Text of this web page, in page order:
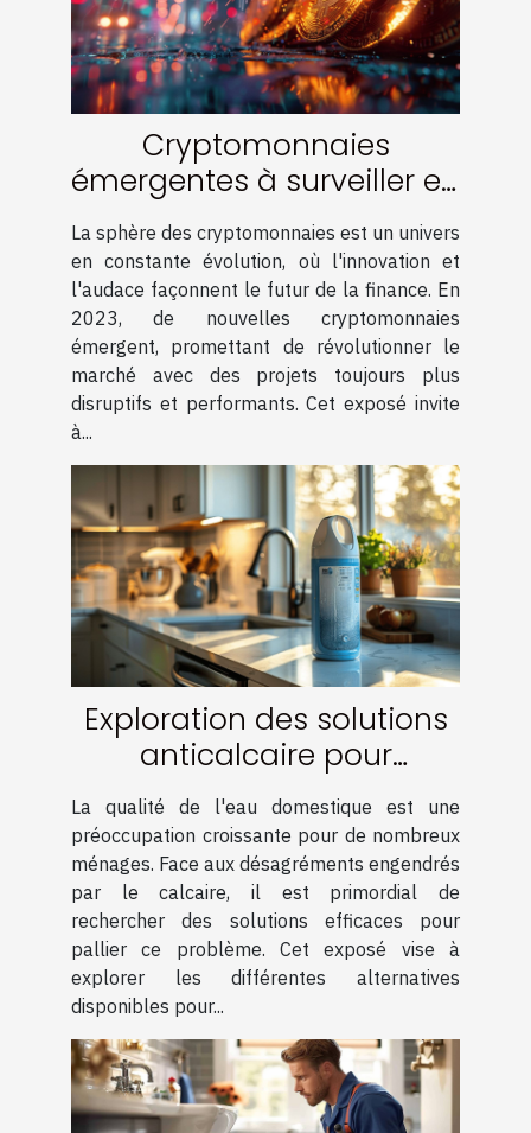
Cryptomonnaies
émergentes à surveiller en
2023 potentiel de
croissance et conseils
d'investissement
La sphère des cryptomonnaies est un univers
en constante évolution, où l'innovation et
l'audace façonnent le futur de la finance. En
2023, de nouvelles cryptomonnaies
émergent, promettant de révolutionner le
marché avec des projets toujours plus
disruptifs et performants. Cet exposé invite
à...
Exploration des solutions
anticalcaire pour
améliorer la qualité de
l'eau domestique
La qualité de l'eau domestique est une
préoccupation croissante pour de nombreux
ménages. Face aux désagréments engendrés
par le calcaire, il est primordial de
rechercher des solutions efficaces pour
pallier ce problème. Cet exposé vise à
explorer les différentes alternatives
disponibles pour...